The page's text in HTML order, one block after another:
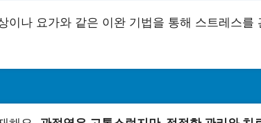
이나 요가와 같은 이완 기법을 통해 스트레스를